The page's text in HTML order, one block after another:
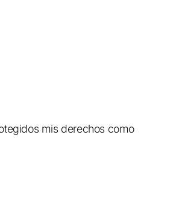
mis derechos como